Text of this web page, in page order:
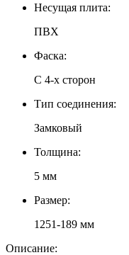
Несущая плита:
ПВХ
Фаска:
С 4-х сторон
Тип соединения:
Замковый
Толщина:
5 мм
Размер:
1251-189 мм
Описание: